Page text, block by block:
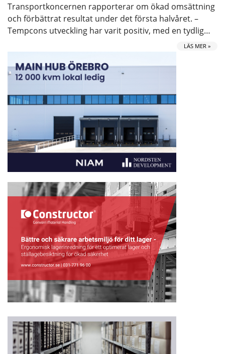
Transportkoncernen rapporterar om ökad omsättning
och förbättrat resultat under det första halvåret. –
Tempcons utveckling har varit positiv, med en tydlig…
LÄS MER »